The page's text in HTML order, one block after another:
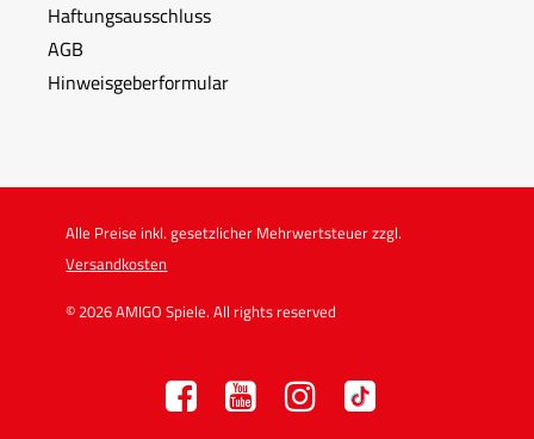
Haftungsausschluss
AGB
Hinweisgeberformular
Alle Preise inkl. gesetzlicher Mehrwertsteuer zzgl.
Versandkosten
© 2026 AMIGO Spiele. All rights reserved
F Y I TT